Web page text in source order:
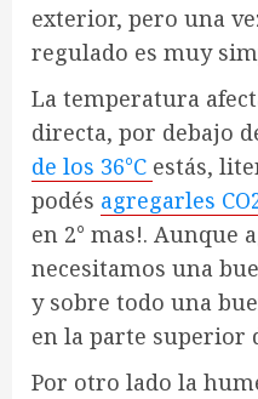
exterior, pero una
regulado es muy
La temperatura
directa, por debajo
de los 36°C estás,
podés agregarles
en 2° mas!. Aunque
necesitamos una
y sobre todo una
en la parte superior
Por otro lado la